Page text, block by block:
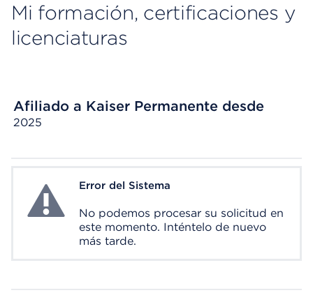
Mi formación, certificaciones y
licenciaturas
Afiliado a Kaiser Permanente desde
2025
System ErrorError del Sistema
No podemos procesar su solicitud en
este momento. Inténtelo de nuevo
más tarde.